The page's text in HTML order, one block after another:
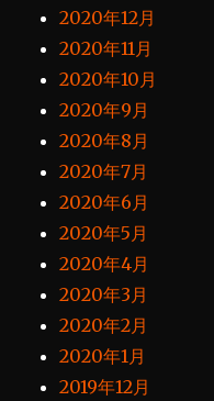
2020年12月
2020年11月
2020年10月
2020年9月
2020年8月
2020年7月
2020年6月
2020年5月
2020年4月
2020年3月
2020年2月
2020年1月
2019年12月